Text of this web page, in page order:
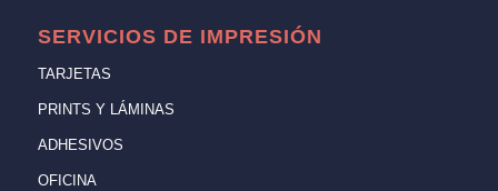
SERVICIOS DE IMPRESIÓN
TARJETAS
PRINTS Y LÁMINAS
ADHESIVOS
OFICINA